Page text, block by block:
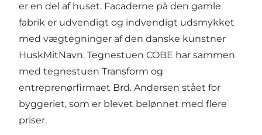
er en del af huset. Facaderne på den gamle
fabrik er udvendigt og indvendigt udsmykket
med vægtegninger af den danske kunstner
HuskMitNavn. Tegnestuen COBE har sammen
med tegnestuen Transform og
entreprenørfirmaet Brd. Andersen stået for
byggeriet, som er blevet belønnet med flere
priser.